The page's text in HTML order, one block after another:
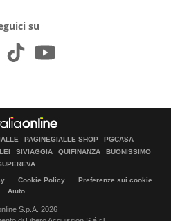
su
PAGINEGIALLE SHOP
PGCASA
SIVIAGGIA QUIFINANZA
BUONISSIMO
Cookie Policy
Preferenze sui cookie
Aiuto
S.p.A. 2026